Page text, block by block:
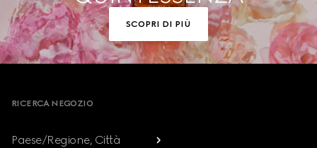
SCOPRI DI PIÙ
RICERCA NEGOZIO
Paese/Regione, Città